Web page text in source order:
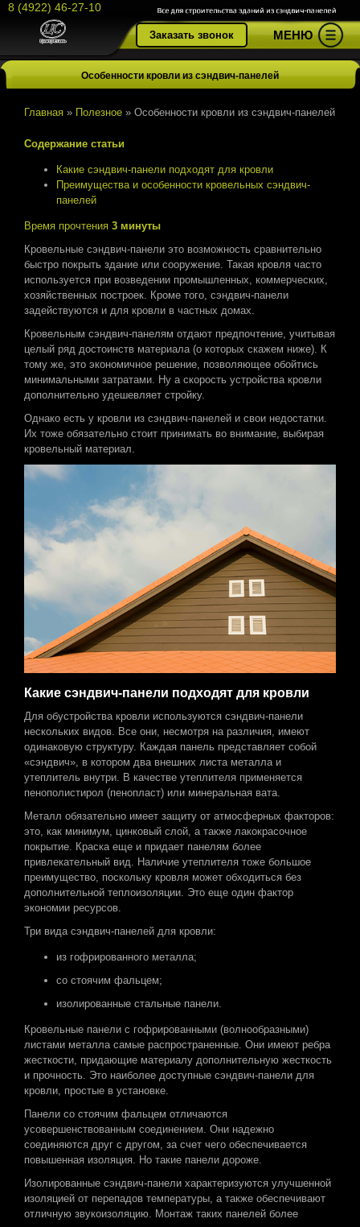
8 (4922) 46-27-10
Заказать звонок МЕНЮ
Особенности кровли из сэндвич-панелей
Главная » Полезное » Особенности кровли из сэндвич-панелей
Содержание статьи
Какие сэндвич-панели подходят для кровли
Преимущества и особенности кровельных сэндвич-
панелей
Время прочтения 3 минуты
Кровельные сэндвич-панели это возможность сравнительно
быстро покрыть здание или сооружение. Такая кровля часто
используется при возведении промышленных, коммерческих,
хозяйственных построек. Кроме того, сэндвич-панели
задействуются и для кровли в частных домах.
Кровельным сэндвич-панелям отдают предпочтение, учитывая
целый ряд достоинств материала (о которых скажем ниже). К
тому же, это экономичное решение, позволяющее обойтись
минимальными затратами. Ну а скорость устройства кровли
дополнительно удешевляет стройку.
Однако есть у кровли из сэндвич-панелей и свои недостатки.
Их тоже обязательно стоит принимать во внимание, выбирая
кровельный материал.
Какие сэндвич-панели подходят для кровли
Для обустройства кровли используются сэндвич-панели
нескольких видов. Все они, несмотря на различия, имеют
одинаковую структуру. Каждая панель представляет собой
«сэндвич», в котором два внешних листа металла и
утеплитель внутри. В качестве утеплителя применяется
пенополистирол (пенопласт) или минеральная вата.
Металл обязательно имеет защиту от атмосферных факторов:
это, как минимум, цинковый слой, а также лакокрасочное
покрытие. Краска еще и придает панелям более
привлекательный вид. Наличие утеплителя тоже большое
преимущество, поскольку кровля может обходиться без
дополнительной теплоизоляции. Это еще один фактор
экономии ресурсов.
Три вида сэндвич-панелей для кровли:
из гофрированного металла;
со стоячим фальцем;
изолированные стальные панели.
Кровельные панели с гофрированными (волнообразными)
листами металла самые распространенные. Они имеют ребра
жесткости, придающие материалу дополнительную жесткость
и прочность. Это наиболее доступные сэндвич-панели для
кровли, простые в установке.
Панели со стоячим фальцем отличаются
усовершенствованным соединением. Они надежно
соединяются друг с другом, за счет чего обеспечивается
повышенная изоляция. Но такие панели дороже.
Изолированные сэндвич-панели характеризуются улучшенной
изоляцией от перепадов температуры, а также обеспечивают
отличную звукоизоляцию. Монтаж таких панелей более